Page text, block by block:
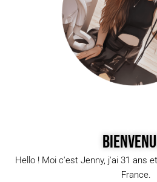
Hello ! Moi c'est Jenny, j'ai 31 ans
France.